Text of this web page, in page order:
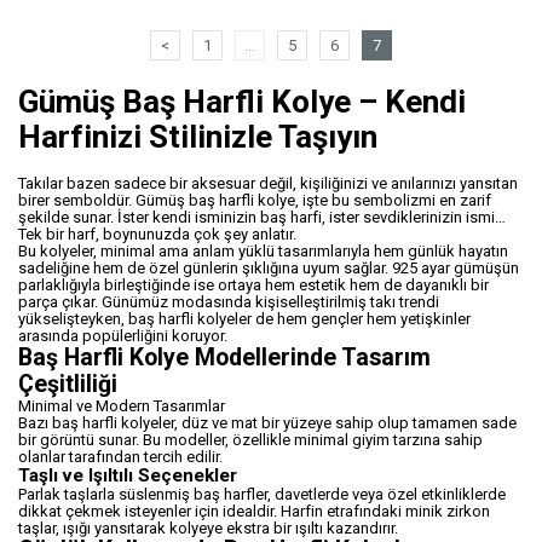
< 1 5 6 7
Gümüş Baş Harfli Kolye – Kendi
Harfinizi Stilinizle Taşıyın
Takılar bazen sadece bir aksesuar değil, kişiliğinizi ve anılarınızı yansıtan
birer semboldür. Gümüş baş harfli kolye, işte bu sembolizmi en zarif
şekilde sunar. İster kendi isminizin baş harfi, ister sevdiklerinizin ismi…
Tek bir harf, boynunuzda çok şey anlatır.
Bu kolyeler, minimal ama anlam yüklü tasarımlarıyla hem günlük hayatın
sadeliğine hem de özel günlerin şıklığına uyum sağlar. 925 ayar gümüşün
parlaklığıyla birleştiğinde ise ortaya hem estetik hem de dayanıklı bir
parça çıkar. Günümüz modasında kişiselleştirilmiş takı trendi
yükselişteyken, baş harfli kolyeler de hem gençler hem yetişkinler
arasında popülerliğini koruyor.
Baş Harfli Kolye Modellerinde Tasarım
Çeşitliliği
Minimal ve Modern Tasarımlar
Bazı baş harfli kolyeler, düz ve mat bir yüzeye sahip olup tamamen sade
bir görüntü sunar. Bu modeller, özellikle minimal giyim tarzına sahip
olanlar tarafından tercih edilir.
Taşlı ve Işıltılı Seçenekler
Parlak taşlarla süslenmiş baş harfler, davetlerde veya özel etkinliklerde
dikkat çekmek isteyenler için idealdir. Harfin etrafındaki minik zirkon
taşlar, ışığı yansıtarak kolyeye ekstra bir ışıltı kazandırır.